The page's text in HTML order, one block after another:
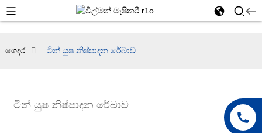
ගෙදර ටින් යුෂ නිෂ්පාදන රේඛාව
ටින් යුෂ නිෂ්පාදන රේඛාව